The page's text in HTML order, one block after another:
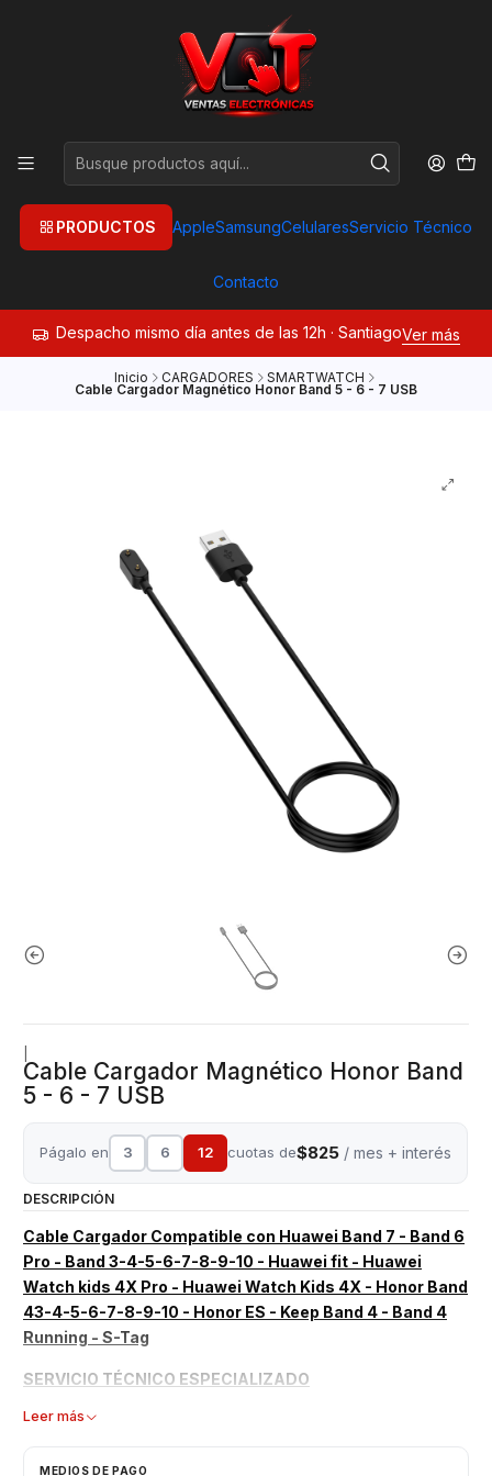
PRODUCTOS AppleSamsungCelularesServicio Técnico
Contacto
Despacho mismo día antes de las 12h · SantiagoVer más
Inicio CARGADORES SMARTWATCH
Cable Cargador Magnético Honor Band 5 - 6 - 7 USB
Cable Cargador Magnético Honor Band
5 - 6 - 7 USB
Págalo en 3 6 12 cuotas de$825 / mes + interés
DESCRIPCIÓN
Cable Cargador Compatible con Huawei Band 7 - Band 6
Pro - Band 3-4-5-6-7-8-9-10 - Huawei fit - Huawei
Watch kids 4X Pro - Huawei Watch Kids 4X - Honor Band
43-4-5-6-7-8-9-10 - Honor ES - Keep Band 4 - Band 4
Running - S-Tag
SERVICIO TÉCNICO ESPECIALIZADO
Producto Nuevo
Huawei fit - Huawei Watch kids 4 Pro - Huawei Watch
Leer más
MEDIOS DE PAGO